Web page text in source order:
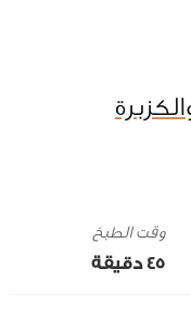
وقت الطبخ
45 ‎دقيقة